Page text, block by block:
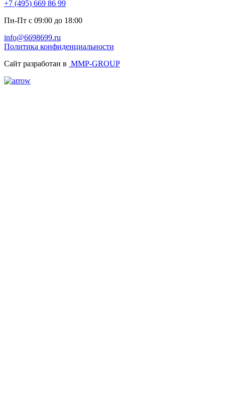
+7 (495) 669 86 99
Пн-Пт с 09:00 до 18:00
info@6698699.ru
Политика конфиденциальности
Сайт разработан в MMP-GROUP